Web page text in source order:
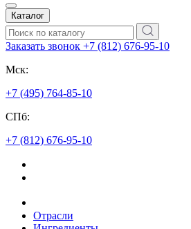
Каталог
Заказать звонок +7 (812) 676-95-10
Мск:
+7 (495) 764-85-10
СПб:
+7 (812) 676-95-10
Отрасли